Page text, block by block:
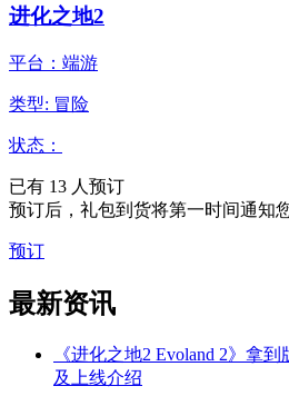
进化之地2
平台：端游
类型: 冒险
状态：
已有 13 人预订
预订后，礼包到货将第一时间通知
预订
最新资讯
《进化之地2 Evoland 2》拿
及上线介绍